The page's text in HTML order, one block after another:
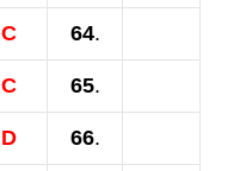
C 64.
C 65.
D 66.